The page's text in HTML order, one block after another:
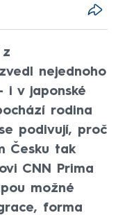
z
nejednoho
i v japonské
rodina
podivují, proč
Česku tak
CNN Prima
možné
forma